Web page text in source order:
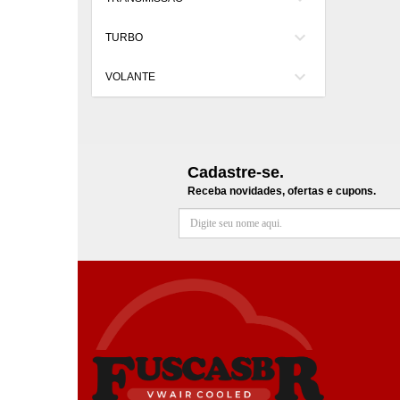
TURBO keyboard_arrow_down
VOLANTE keyboard_arrow_down
Cadastre-se.
Receba novidades, ofertas e cupons.